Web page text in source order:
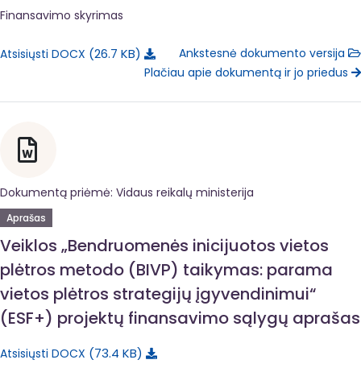
Finansavimo skyrimas
Atsisiųsti DOCX 26.7 KB
Ankstesnė dokumento versija
Plačiau apie dokumentą ir jo priedus
Dokumentą priėmė: Vidaus reikalų ministerija
Aprašas
Veiklos „Bendruomenės inicijuotos vietos
plėtros metodo (BIVP) taikymas: parama
vietos plėtros strategijų įgyvendinimui“
(ESF+) projektų finansavimo sąlygų aprašas
Atsisiųsti DOCX 73.4 KB